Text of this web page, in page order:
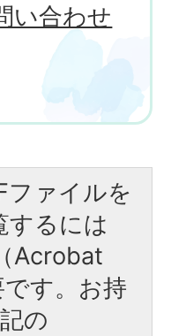
い合わせ
ファイルを
するには
Acrobat
す。お持
の